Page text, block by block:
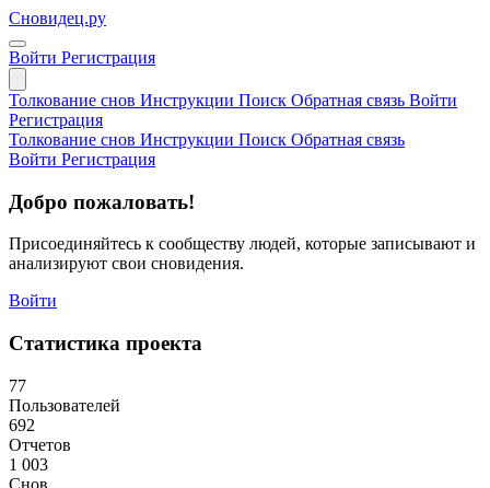
Сновидец.ру
Войти Регистрация
Толкование снов Инструкции Поиск Обратная связь Войти
Регистрация
Толкование снов Инструкции Поиск Обратная связь
Войти Регистрация
Добро пожаловать!
Присоединяйтесь к сообществу людей, которые записывают и
анализируют свои сновидения.
Войти
Статистика проекта
77
Пользователей
692
Отчетов
1 003
Снов